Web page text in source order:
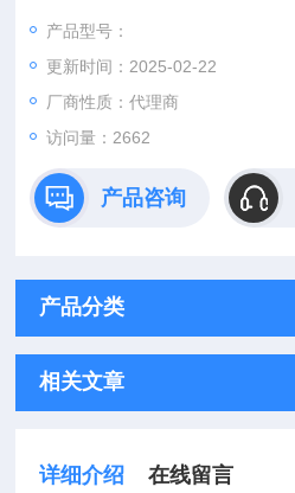
产品型号：
更新时间：2025-02-22
厂商性质：代理商
访问量：2662
产品咨询
产品分类
相关文章
详细介绍 在线留言